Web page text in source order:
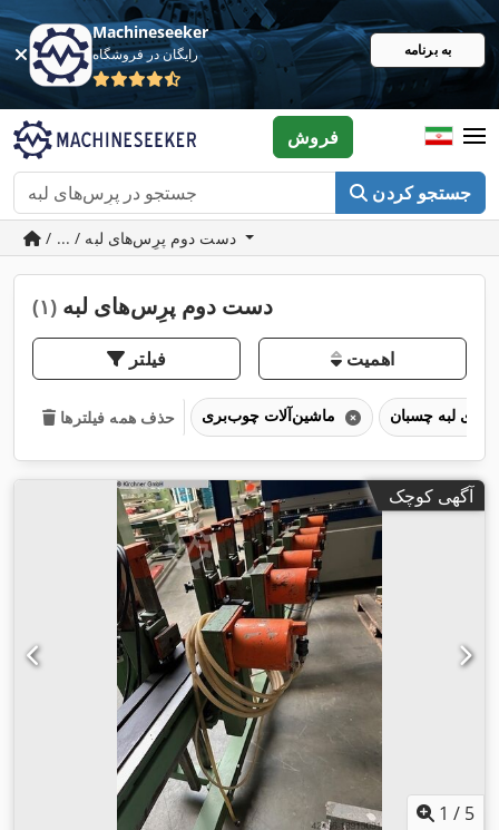
Machineseeker
رایگان در فروشگاه به برنامه
جستجو کردن
فروش
/ ... / دست دوم پرِس‌های لبه
دست دوم پرِس‌های لبه (۱)
فیلتر اهمیت
حذف همه فیلترها
آگهی کوچک
1 / 5